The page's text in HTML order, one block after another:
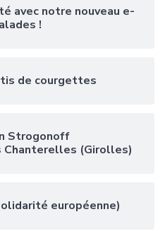
avec notre nouveau e-
!
de courgettes
Strogonoff
Chanterelles (Girolles)
européenne)